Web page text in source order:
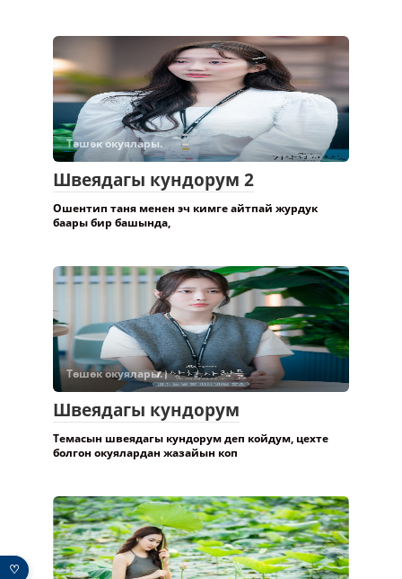
Төшөк окуялары.
Швеядагы кундорум 2
Ошентип таня менен эч кимге айтпай журдук
Төшөк окуялары.
Швеядагы кундорум
Темасын швеядагы кундорум деп койдум, цехте
♡